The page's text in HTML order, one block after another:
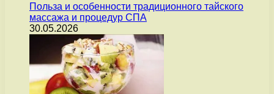
Польза и особенности традиционного тайского
массажа и процедур СПА
30.05.2026